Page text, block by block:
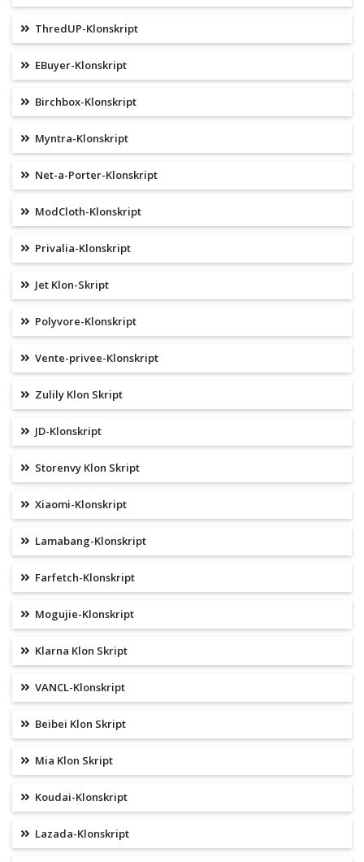
ThredUP-Klonskript
EBuyer-Klonskript
Birchbox-Klonskript
Myntra-Klonskript
Net-a-Porter-Klonskript
ModCloth-Klonskript
Privalia-Klonskript
Jet Klon-Skript
Polyvore-Klonskript
Vente-privee-Klonskript
Zulily Klon Skript
JD-Klonskript
Storenvy Klon Skript
Xiaomi-Klonskript
Lamabang-Klonskript
Farfetch-Klonskript
Mogujie-Klonskript
Klarna Klon Skript
VANCL-Klonskript
Beibei Klon Skript
Mia Klon Skript
Koudai-Klonskript
Lazada-Klonskript